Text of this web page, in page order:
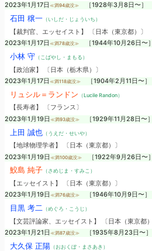
2023年1月17日 ≪満94歳没≫ ［1928年3月8日〜］
石田 穣一（いしだ・じょういち）
【裁判官、エッセイスト】 〔日本（東京都）〕
2023年1月17日 ≪満78歳没≫ ［1944年10月26日〜］
小林 守（こばやし・まもる）
【政治家】 〔日本（栃木県）〕
2023年1月17日 ≪満118歳没≫ ［1904年2月11日〜］
リュシル＝ランドン （Lucile Randon）
【長寿者】 〔フランス〕
2023年1月19日 ≪満93歳没≫ ［1929年11月28日〜］
上田 誠也（うえだ・せいや）
【地球物理学者】 〔日本（東京都）〕
2023年1月19日 ≪満100歳没≫ ［1922年9月26日〜］
鮫島 純子（さめじま・すみこ）
【エッセイスト】 〔日本（東京都）〕
2023年1月19日 ≪満76歳没≫ ［1946年10月9日〜］
目黒 考二 （めぐろ・こうじ）
【文芸評論家、エッセイスト】 〔日本（東京都）
2023年1月21日 ≪満87歳没≫ ［1935年8月23日〜］
大久保 正陽（おおくぼ・まさあき）